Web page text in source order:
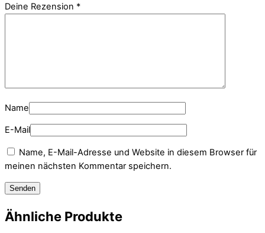
Deine Rezension *
Name
E-Mail
Name, E-Mail-Adresse und Website in diesem Browser für
meinen nächsten Kommentar speichern.
Ähnliche Produkte